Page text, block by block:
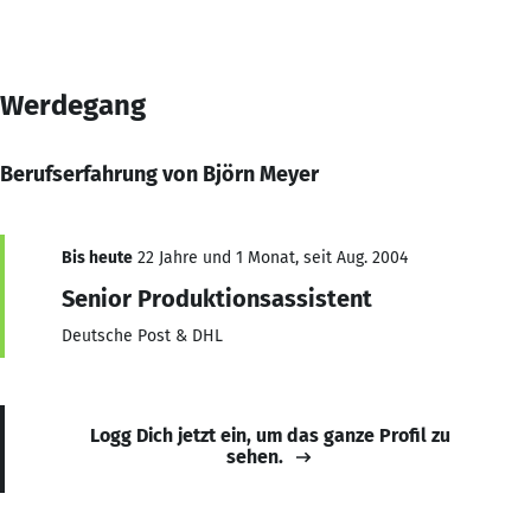
Werdegang
Berufserfahrung von Björn Meyer
Bis heute 22 Jahre und 1 Monat, seit Aug. 2004
Senior Produktionsassistent
Deutsche Post & DHL
Logg Dich jetzt ein, um das ganze Profil zu
sehen.